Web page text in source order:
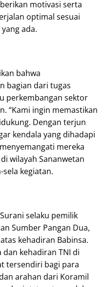
motivasi serta
optimal sesuai
ada.
bahwa
bagian dari tugas
perkembangan sektor
“Kami ingin memastikan
Dengan terjun
kendala yang dihadapi
mereka
wilayah Sananwetan
kegiatan.
selaku pemilik
Sumber Pangan Dua,
kehadiran Babinsa.
kehadiran TNI di
tersendiri bagi para
arahan dari Koramil